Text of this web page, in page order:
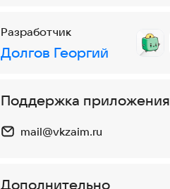
Разработчик
Долгов Георгий
Поддержка приложения
mail@vkzaim.ru
Дополнительно